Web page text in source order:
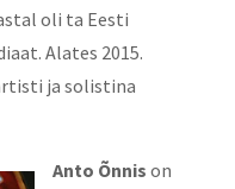
oli ta Eesti
Alates 2015.
ja solistina
Anto Õnnis on